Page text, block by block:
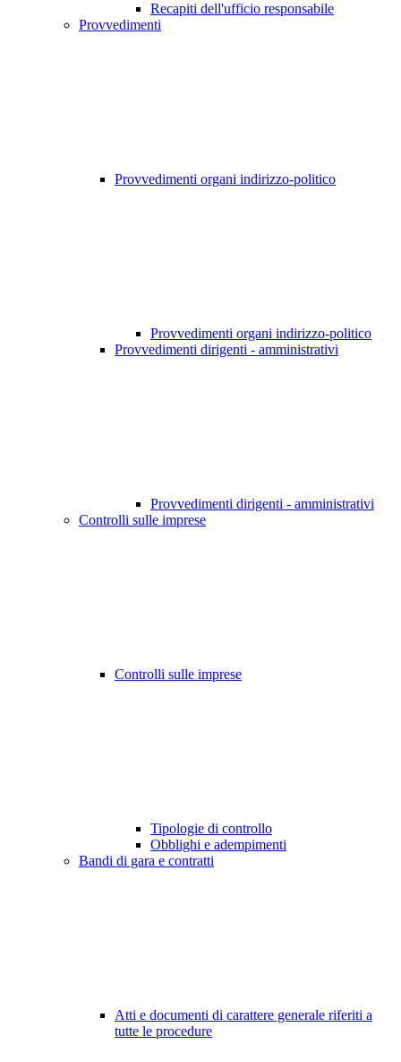
Recapiti dell'ufficio responsabile
Provvedimenti
Provvedimenti organi indirizzo-politico
Provvedimenti organi indirizzo-politico
Provvedimenti dirigenti - amministrativi
Provvedimenti dirigenti - amministrativi
Controlli sulle imprese
Controlli sulle imprese
Tipologie di controllo
Obblighi e adempimenti
Bandi di gara e contratti
Atti e documenti di carattere generale riferiti a
tutte le procedure